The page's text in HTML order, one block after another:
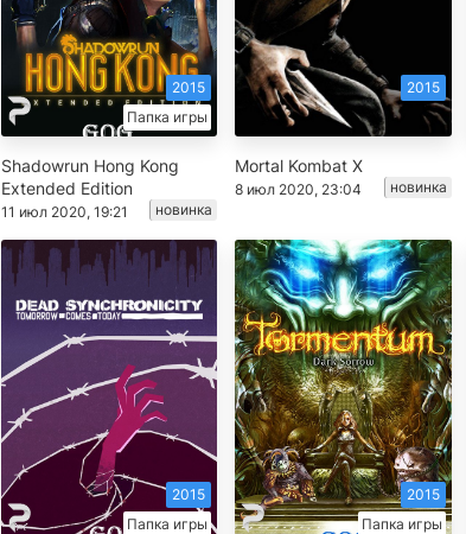
Папка игры
2015
Shadowrun Hong Kong
Extended Edition
11 июл 2020, 19:21 новинка
2015
Mortal Kombat X
8 июл 2020, 23:04 новинка
Папка игры
2015
Папка игры
2015